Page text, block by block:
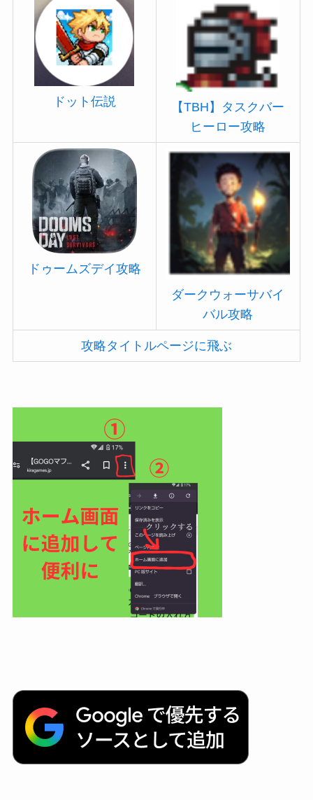
ドット伝説
【TBH】タスクバー
ヒーロー攻略
ドゥームズデイ攻略
ダークウォーサバイ
バル攻略
攻略タイトルページに飛ぶ